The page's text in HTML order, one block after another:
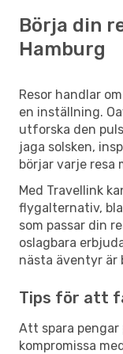
Börja din
Hamburg
Resor handlar
en inställning.
utforska den
jaga solsken,
börjar varje resa
Med Travellink
flygalternativ,
som passar din
oslagbara
nästa äventyr är
Tips för att
Att spara
kompromissa